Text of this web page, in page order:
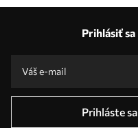
Prihlásiť
Prihláste